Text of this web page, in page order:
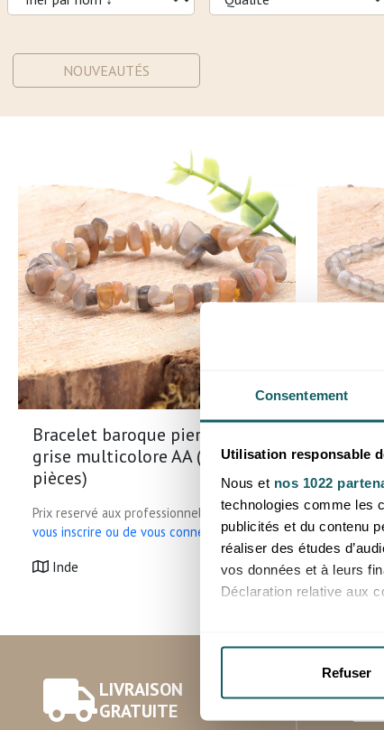
Consentement
Utilisation responsable
Nous et nos 1022
technologies comme les
publicités et du contenu
réaliser des études
vos données et à leurs
Déclaration relative aux
Identifier votre
digitales).
Refuser
NOUVEAUTÉS
Bracelet baroque pierre de lune
grise multicolore AA (lot 10
pièces)
Prix reservé aux professionnels, merci de
vous inscrire ou de vous connecter
Inde
lune
Prix
vous
Inde
LIVRAISON
GRATUITE